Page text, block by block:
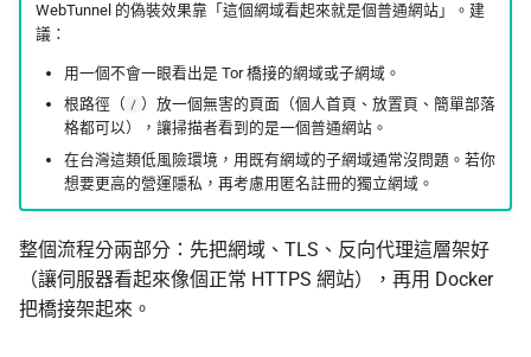
WebTunnel 的偽裝效果靠「這個網域看起來就是個普通網站」。建
議：
用一個不會一眼看出是 Tor 橋接的網域或子網域。
根路徑（ / ）放一個無害的頁面（個人首頁、放置頁、簡單部落
格都可以），讓掃描者看到的是一個普通網站。
在台灣這類低風險環境，用既有網域的子網域通常沒問題。若你
想要更高的營運隱私，再考慮用匿名註冊的獨立網域。
整個流程分兩部分：先把網域、TLS、反向代理這層架好
（讓伺服器看起來像個正常 HTTPS 網站），再用 Docker
把橋接架起來。